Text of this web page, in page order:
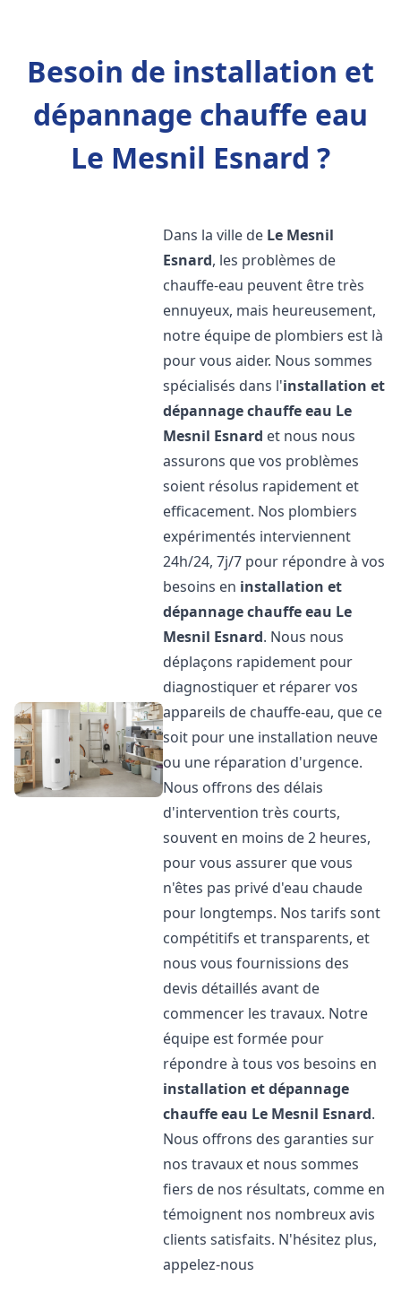
Besoin de installation et
dépannage chauffe eau
Le Mesnil Esnard ?
Dans la ville de Le Mesnil
Esnard, les problèmes de
chauffe-eau peuvent être très
ennuyeux, mais heureusement,
notre équipe de plombiers est là
pour vous aider. Nous sommes
spécialisés dans l'installation et
dépannage chauffe eau Le
Mesnil Esnard et nous nous
assurons que vos problèmes
soient résolus rapidement et
efficacement. Nos plombiers
expérimentés interviennent
24h/24, 7j/7 pour répondre à vos
besoins en installation et
dépannage chauffe eau Le
Mesnil Esnard. Nous nous
déplaçons rapidement pour
diagnostiquer et réparer vos
appareils de chauffe-eau, que ce
soit pour une installation neuve
ou une réparation d'urgence.
Nous offrons des délais
d'intervention très courts,
souvent en moins de 2 heures,
pour vous assurer que vous
n'êtes pas privé d'eau chaude
pour longtemps. Nos tarifs sont
compétitifs et transparents, et
nous vous fournissions des
devis détaillés avant de
commencer les travaux. Notre
équipe est formée pour
répondre à tous vos besoins en
installation et dépannage
chauffe eau Le Mesnil Esnard.
Nous offrons des garanties sur
nos travaux et nous sommes
fiers de nos résultats, comme en
témoignent nos nombreux avis
clients satisfaits. N'hésitez plus,
appelez-nous